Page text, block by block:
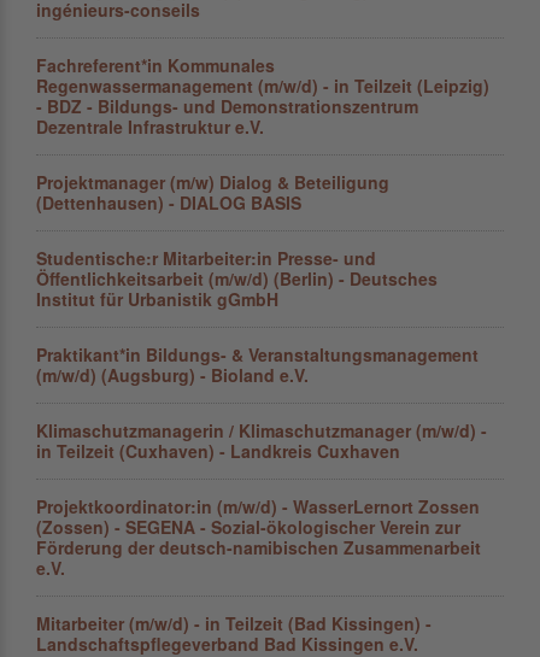
ingénieurs-conseils
Fachreferent*in Kommunales
Regenwassermanagement (m/w/d) - in Teilzeit (Leipzig)
- BDZ - Bildungs- und Demonstrationszentrum
Dezentrale Infrastruktur e.V.
Projektmanager (m/w) Dialog & Beteiligung
(Dettenhausen) - DIALOG BASIS
Studentische:r Mitarbeiter:in Presse- und
Öffentlichkeitsarbeit (m/w/d) (Berlin) - Deutsches
Institut für Urbanistik gGmbH
Praktikant*in Bildungs- & Veranstaltungsmanagement
(m/w/d) (Augsburg) - Bioland e.V.
Klimaschutzmanagerin / Klimaschutzmanager (m/w/d) -
in Teilzeit (Cuxhaven) - Landkreis Cuxhaven
Projektkoordinator:in (m/w/d) - WasserLernort Zossen
(Zossen) - SEGENA - Sozial-ökologischer Verein zur
Förderung der deutsch-namibischen Zusammenarbeit
e.V.
Mitarbeiter (m/w/d) - in Teilzeit (Bad Kissingen) -
Landschaftspflegeverband Bad Kissingen e.V.